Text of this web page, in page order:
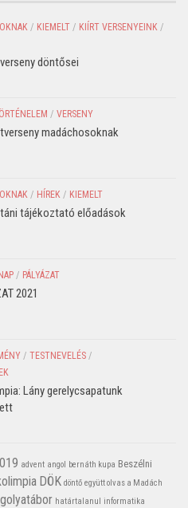
/ KIEMELT / KIÍRT VERSENYEINK /
döntősei
/ VERSENY
madáchosoknak
/ HÍREK / KIEMELT
tájékoztató előadások
/ PÁLYÁZAT
2021
/ TESTNEVELÉS /
Lány gerelycsapatunk
advent angol bernáth kupa Beszélni
DÖK döntő együtt olvas a Madách
golyatábor határtalanul informatika